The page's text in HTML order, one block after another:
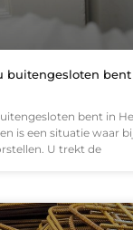
buitengesloten
bent in
is een situatie waar
U trekt de